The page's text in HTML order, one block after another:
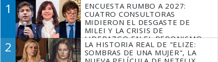
1
ENCUESTA RUMBO A 2027:
CUATRO CONSULTORAS
MIDIERON EL DESGASTE DE
MILEI Y LA CRISIS DE
LIDERAZGO EN EL PERONISMO
2
LA HISTORIA REAL DE "ELIZE:
SOMBRAS DE UNA MUJER", LA